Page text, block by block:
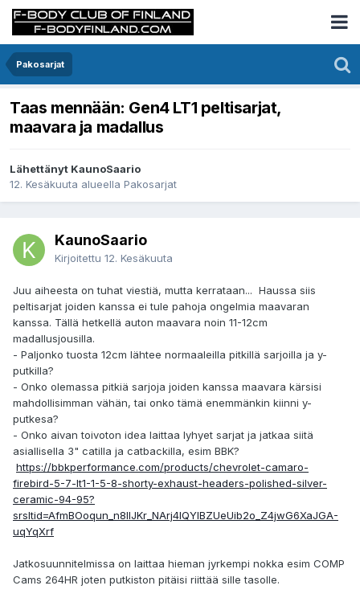
Pakosarjat
Taas mennään: Gen4 LT1 peltisarjat,
maavara ja madallus
Lähettänyt KaunoSaario
12. Kesäkuuta alueella Pakosarjat
KaunoSaario
Kirjoitettu 12. Kesäkuuta
Juu aiheesta on tuhat viestiä, mutta kerrataan... Haussa siis
peltisarjat joiden kanssa ei tule pahoja ongelmia maavaran
kanssa. Tällä hetkellä auton maavara noin 11-12cm
madallusjousilla.
- Paljonko tuosta 12cm lähtee normaaleilla pitkillä sarjoilla ja y-
putkilla?
- Onko olemassa pitkiä sarjoja joiden kanssa maavara kärsisi
mahdollisimman vähän, tai onko tämä enemmänkin kiinni y-
putkesa?
- Onko aivan toivoton idea laittaa lyhyet sarjat ja jatkaa siitä
asiallisella 3" catilla ja catbackilla, esim BBK?
https://bbkperformance.com/products/chevrolet-camaro-
firebird-5-7-lt1-1-5-8-shorty-exhaust-headers-polished-silver-
ceramic-94-95?
srsltid=AfmBOoqun_n8IIJKr_NArj4IQYIBZUeUib2o_Z4jwG6XaJGA-
uqYqXrf
Jatkosuunnitelmissa on laittaa hieman jyrkempi nokka esim COMP
Cams 264HR joten putkiston pitäisi riittää sille tasolle.